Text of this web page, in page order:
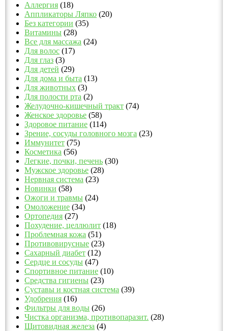
Аллергия (18)
Аппликаторы Ляпко (20)
Без категории (35)
Витамины (28)
Все для массажа (24)
Для волос (17)
Для глаз (3)
Для детей (29)
Для дома и быта (13)
Для животных (3)
Для полости рта (2)
Желудочно-кишечный тракт (74)
Женское здоровье (58)
Здоровое питание (114)
Зрение, сосуды головного мозга (23)
Иммунитет (75)
Косметика (56)
Легкие, почки, печень (30)
Мужское здоровье (28)
Нервная система (23)
Новинки (58)
Ожоги и травмы (24)
Омоложение (34)
Ортопедия (27)
Похудение, целлюлит (18)
Проблемная кожа (51)
Противовирусные (23)
Сахарный диабет (12)
Сердце и сосуды (47)
Спортивное питание (10)
Средства гигиены (23)
Суставы и костная система (39)
Удобрения (16)
Фильтры для воды (26)
Чистка организма, противопаразит. (28)
Щитовидная железа (4)